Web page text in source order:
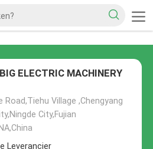
ELECTRIC MACHINERY
Road,Tiehu Village ,Chengyang
City,Fujian
Leverancier